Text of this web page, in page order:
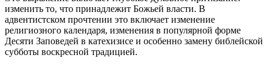
изменить то, что принадлежит Божьей власти. В
адвентистском прочтении это включает изменение
религиозного календаря, изменения в популярной форме
Десяти Заповедей в катехизисе и особенно замену библейской
субботы воскресной традицией.